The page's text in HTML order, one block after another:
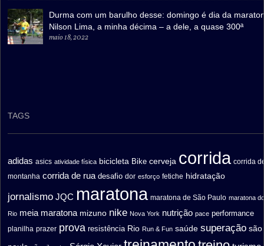
Durma com um barulho desse: domingo é dia da
Nilson Lima, a minha décima – a dele, a quase 300ª
maio 18, 2022
TAGS
adidas asics atividade física bicicleta Bike cerveja corrida corrida
montanha corrida de rua desafio dor esforço fetiche hidratação
jornalismo JQC maratona maratona de São Paulo maratona
Rio meia maratona mizuno nike Nova York nutrição pace performance
planilha prazer prova resistência Rio Run & Fun saúde superação são